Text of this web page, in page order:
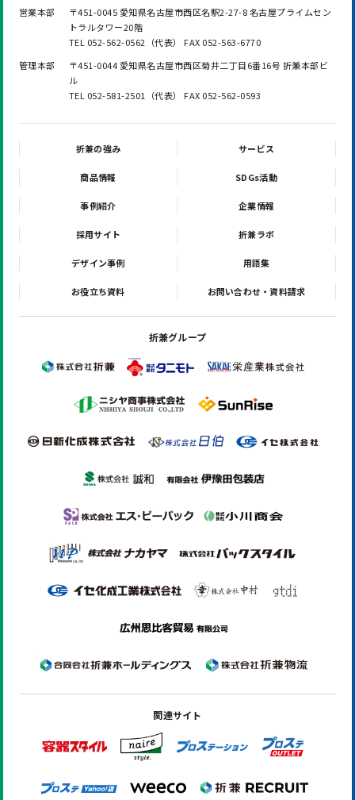
営業本部
〒451-0045 愛知県名古屋市西区名駅2-27-8 名古屋プライムセン
トラルタワー20階
TEL 052-562-0562（代表） FAX 052-563-6770
管理本部
〒451-0044 愛知県名古屋市西区菊井二丁目6番16号 折兼本部ビ
ル
TEL 052-581-2501（代表） FAX 052-562-0593
折兼の強み サービス
商品情報 SDGs活動
事例紹介 企業情報
採用サイト 折兼ラボ
デザイン事例 用語集
お役立ち資料 お問い合わせ・資料請求
折兼グループ
関連サイト